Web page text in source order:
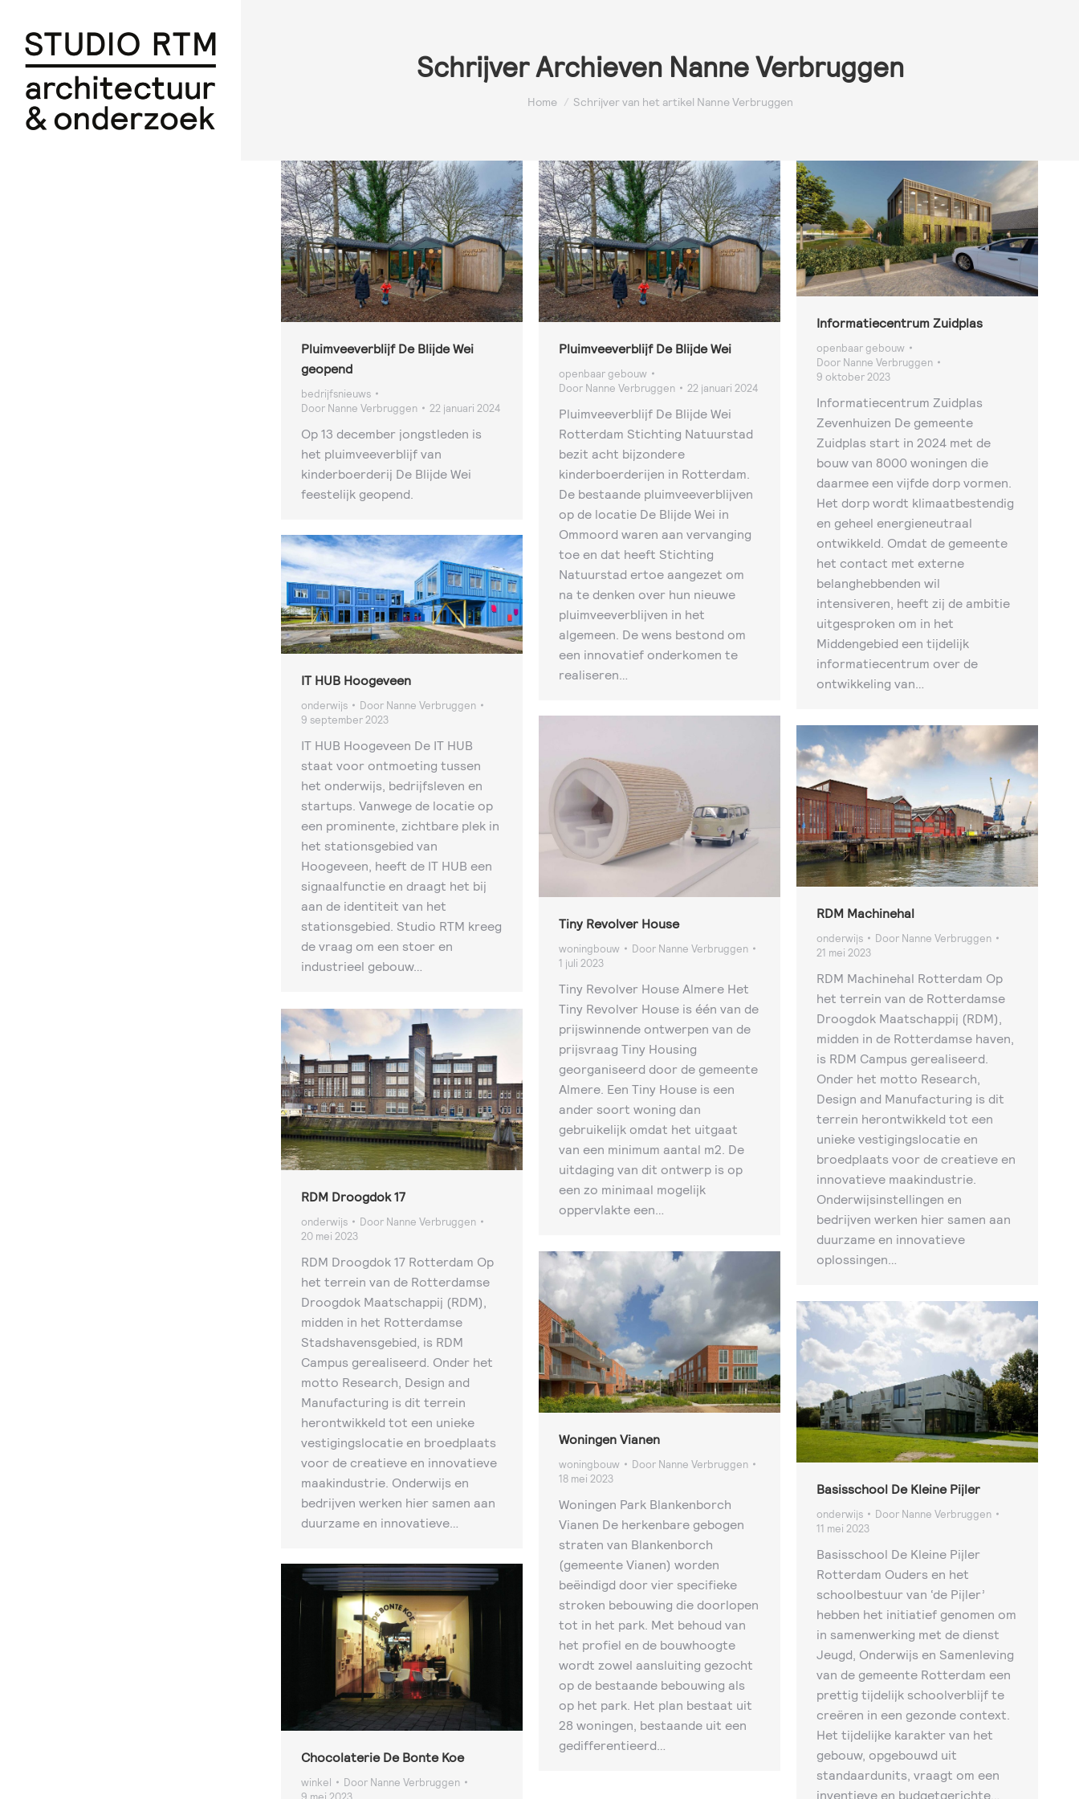
Schrijver Archieven Nanne Verbruggen
Je bent hier:
Home Schrijver van het artikel Nanne Verbruggen
Pluimveeverblijf De Blijde Wei
geopend
bedrijfsnieuws
Door Nanne Verbruggen 22 januari 2024
Op 13 december jongstleden is
het pluimveeverblijf van
kinderboerderij De Blijde Wei
feestelijk geopend.
Pluimveeverblijf De Blijde Wei
openbaar gebouw
Door Nanne Verbruggen 22 januari 2024
Pluimveeverblijf De Blijde Wei
Rotterdam Stichting Natuurstad
bezit acht bijzondere
kinderboerderijen in Rotterdam.
De bestaande pluimveeverblijven
op de locatie De Blijde Wei in
Ommoord waren aan vervanging
toe en dat heeft Stichting
Natuurstad ertoe aangezet om
na te denken over hun nieuwe
pluimveeverblijven in het
algemeen. De wens bestond om
een innovatief onderkomen te
realiseren…
Informatiecentrum Zuidplas
openbaar gebouw
Door Nanne Verbruggen
9 oktober 2023
Informatiecentrum Zuidplas
Zevenhuizen De gemeente
Zuidplas start in 2024 met de
bouw van 8000 woningen die
daarmee een vijfde dorp vormen.
Het dorp wordt klimaatbestendig
en geheel energieneutraal
ontwikkeld. Omdat de gemeente
het contact met externe
belanghebbenden wil
intensiveren, heeft zij de ambitie
uitgesproken om in het
Middengebied een tijdelijk
informatiecentrum over de
ontwikkeling van…
IT HUB Hoogeveen
onderwijs Door Nanne Verbruggen
9 september 2023
IT HUB Hoogeveen De IT HUB
staat voor ontmoeting tussen
het onderwijs, bedrijfsleven en
startups. Vanwege de locatie op
een prominente, zichtbare plek in
het stationsgebied van
Hoogeveen, heeft de IT HUB een
signaalfunctie en draagt het bij
aan de identiteit van het
stationsgebied. Studio RTM kreeg
de vraag om een stoer en
industrieel gebouw…
Tiny Revolver House
woningbouw Door Nanne Verbruggen
1 juli 2023
Tiny Revolver House Almere Het
Tiny Revolver House is één van de
prijswinnende ontwerpen van de
prijsvraag Tiny Housing
georganiseerd door de gemeente
Almere. Een Tiny House is een
ander soort woning dan
gebruikelijk omdat het uitgaat
van een minimum aantal m2. De
uitdaging van dit ontwerp is op
een zo minimaal mogelijk
oppervlakte een…
RDM Machinehal
onderwijs Door Nanne Verbruggen
21 mei 2023
RDM Machinehal Rotterdam Op
het terrein van de Rotterdamse
Droogdok Maatschappij (RDM),
midden in de Rotterdamse haven,
is RDM Campus gerealiseerd.
Onder het motto Research,
Design and Manufacturing is dit
terrein herontwikkeld tot een
unieke vestigingslocatie en
broedplaats voor de creatieve en
innovatieve maakindustrie.
Onderwijsinstellingen en
bedrijven werken hier samen aan
duurzame en innovatieve
oplossingen…
RDM Droogdok 17
onderwijs Door Nanne Verbruggen
20 mei 2023
RDM Droogdok 17 Rotterdam Op
het terrein van de Rotterdamse
Droogdok Maatschappij (RDM),
midden in het Rotterdamse
Stadshavensgebied, is RDM
Campus gerealiseerd. Onder het
motto Research, Design and
Manufacturing is dit terrein
herontwikkeld tot een unieke
vestigingslocatie en broedplaats
voor de creatieve en innovatieve
maakindustrie. Onderwijs en
bedrijven werken hier samen aan
duurzame en innovatieve…
Woningen Vianen
woningbouw Door Nanne Verbruggen
18 mei 2023
Woningen Park Blankenborch
Vianen De herkenbare gebogen
straten van Blankenborch
(gemeente Vianen) worden
beëindigd door vier specifieke
stroken bebouwing die doorlopen
tot in het park. Met behoud van
het profiel en de bouwhoogte
wordt zowel aansluiting gezocht
op de bestaande bebouwing als
op het park. Het plan bestaat uit
28 woningen, bestaande uit een
gedifferentieerd…
Basisschool De Kleine Pijler
onderwijs Door Nanne Verbruggen
11 mei 2023
Basisschool De Kleine Pijler
Rotterdam Ouders en het
schoolbestuur van ‘de Pijler’
hebben het initiatief genomen om
in samenwerking met de dienst
Jeugd, Onderwijs en Samenleving
van de gemeente Rotterdam een
prettig tijdelijk schoolverblijf te
creëren in een gezonde context.
Het tijdelijke karakter van het
gebouw, opgebouwd uit
standaardunits, vraagt om een
inventieve en budgetgerichte…
Chocolaterie De Bonte Koe
winkel Door Nanne Verbruggen